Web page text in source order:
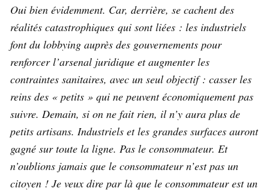
Oui bien évidemment. Car, derrière, se cachent des
réalités catastrophiques qui sont liées : les industriels
font du lobbying auprès des gouvernements pour
renforcer l’arsenal juridique et augmenter les
contraintes sanitaires, avec un seul objectif : casser les
reins des « petits » qui ne peuvent économiquement pas
suivre. Demain, si on ne fait rien, il n’y aura plus de
petits artisans. Industriels et les grandes surfaces auront
gagné sur toute la ligne. Pas le consommateur. Et
n’oublions jamais que le consommateur n’est pas un
citoyen ! Je veux dire par là que le consommateur est un